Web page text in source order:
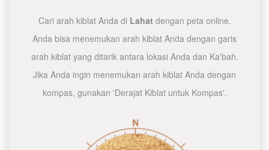
Cari arah kiblat Anda di Lahat dengan peta online.
Anda bisa menemukan arah kiblat Anda dengan garis
arah kiblat yang ditarik antara lokasi Anda dan Ka'bah.
Jika Anda ingin menemukan arah kiblat Anda dengan
kompas, gunakan 'Derajat Kiblat untuk Kompas'.